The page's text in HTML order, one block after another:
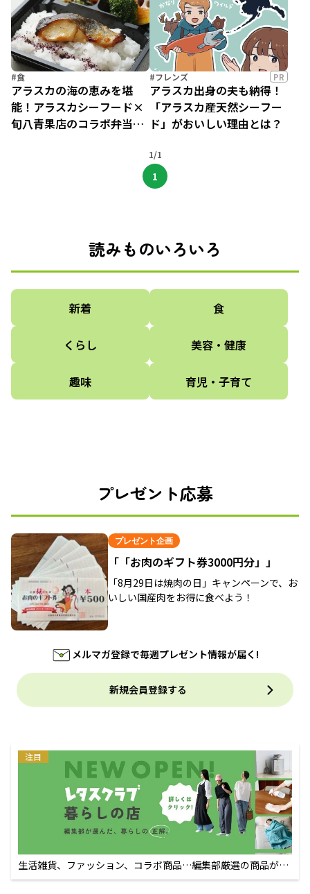
#食
アラスカの海の恵みを堪
能！アラスカシーフード×
旬八青果店のコラボ弁当が
PR
#フレンズ
アラスカ出身の夫も納得！
「アラスカ産天然シーフー
ド」がおいしい理由とは？
1/1
1
読みものいろいろ
新着 食
くらし 美容・健康
趣味 育児・子育て
プレゼント応募
プレゼント企画
「「お肉のギフト券3000円分」」
「8月29日は焼肉の日」キャンペーンで、お
いしい国産肉をお得に食べよう！
メルマガ登録で毎週プレゼント情報が届く!
新規会員登録する
注目
生活雑貨、ファッション、コラボ商品…編集部厳選の商品が買
えるECサイト